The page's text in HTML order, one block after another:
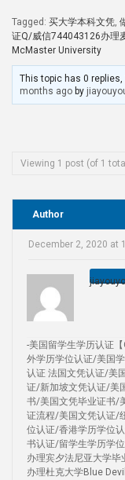
Tagged: 买大学本科文凭,
证Q/威信744043126办理
McMaster University
This topic has 0
months ago by
Viewing 1 post (of 1
Author
December 2, 2020 at
-美国留学生学历认证
外学历学位认证/美国
认证 法国文凭认证/美
证/新加坡文凭认证/美
书/美国文凭毕业证书/
证流程/美国文凭认证/
位认证/香港学历学位
书认证/留学生学历学
办理宾夕法尼亚大学
办理杜克大学Blue